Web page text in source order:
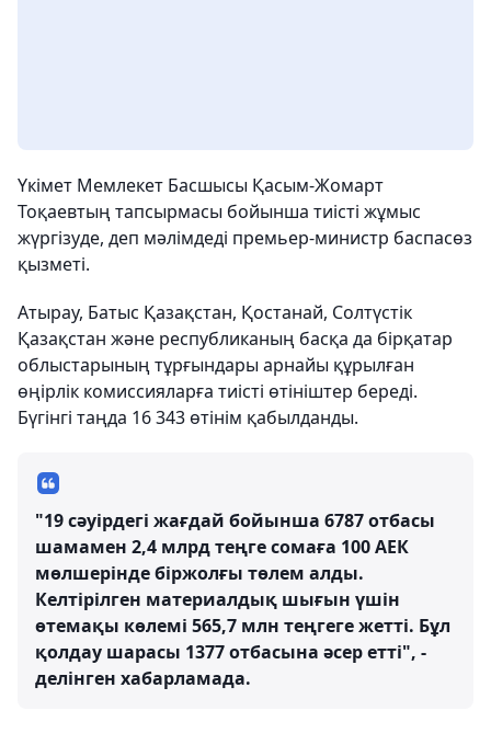
Үкімет Мемлекет Басшысы Қасым-Жомарт
Тоқаевтың тапсырмасы бойынша тиісті жұмыс
жүргізуде, деп мәлімдеді премьер-министр баспасөз
қызметі.
Атырау, Батыс Қазақстан, Қостанай, Солтүстік
Қазақстан және республиканың басқа да бірқатар
облыстарының тұрғындары арнайы құрылған
өңірлік комиссияларға тиісті өтініштер береді.
Бүгінгі таңда 16 343 өтінім қабылданды.
"19 сәуірдегі жағдай бойынша 6787 отбасы
шамамен 2,4 млрд теңге сомаға 100 АЕК
мөлшерінде біржолғы төлем алды.
Келтірілген материалдық шығын үшін
өтемақы көлемі 565,7 млн теңгеге жетті. Бұл
қолдау шарасы 1377 отбасына әсер етті", -
делінген хабарламада.